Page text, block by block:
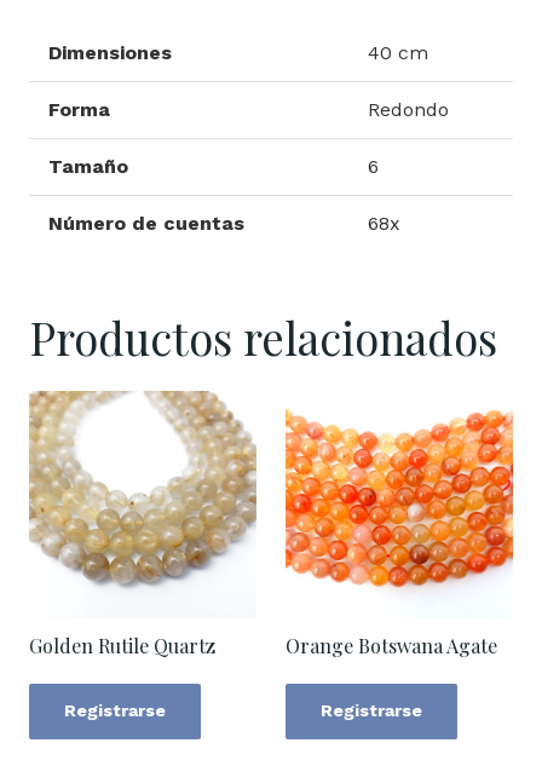
Dimensiones 40 cm
Forma Redondo
Tamaño 6
Número de cuentas 68x
Productos relacionados
Golden Rutile Quartz
Registrarse
Orange Botswana Agate
Registrarse